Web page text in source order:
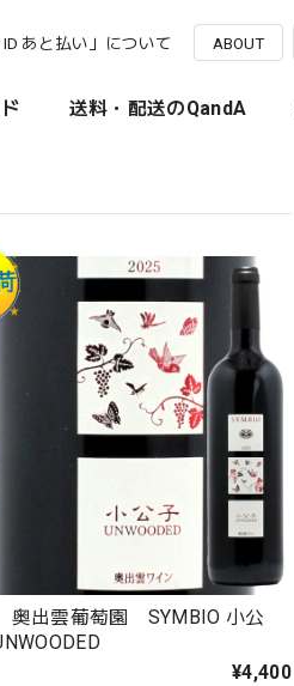
ID あと払い」について ABOUT
送料・配送のQandA
出雲葡萄園 SYMBIO 小公
¥4,400